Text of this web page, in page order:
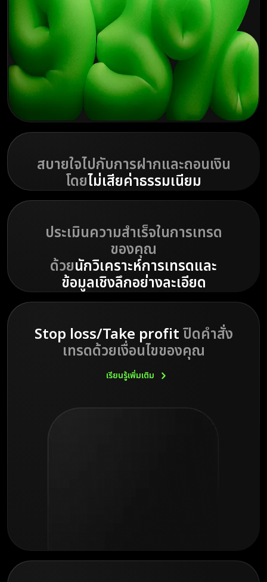
สบายใจไปกับการฝากและถอนเงิน
โดยไม่เสียค่าธรรมเนียม
ประเมินความสำเร็จในการเทรด
ของคุณ
ด้วยนักวิเคราะห์การเทรดและ
ข้อมูลเชิงลึกอย่างละเอียด
Stop loss/Take profitปิดคำสั่ง
เทรดด้วยเงื่อนไขของคุณ
เรียนรู้เพิ่มเติม